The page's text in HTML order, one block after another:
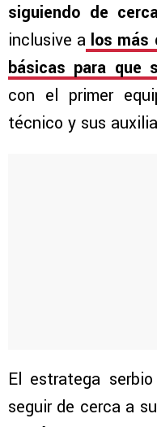
siguiendo de
inclusive a los más
básicas para que
con el primer
técnico y sus
El estratega
seguir de cerca a